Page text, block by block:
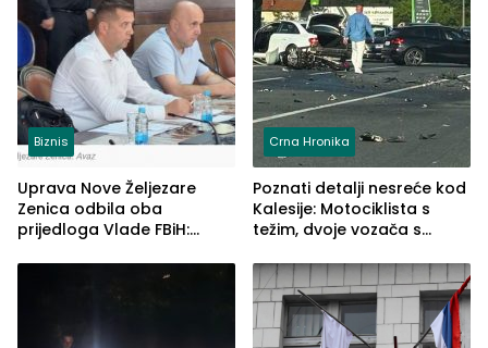
Biznis
Uprava Nove Željezare
Zenica odbila oba
prijedloga Vlade FBiH:
rješenje
Crna Hronika
Poznati detalji nesreće kod
Kalesije: Motociklista s
težim, dvoje vozača s